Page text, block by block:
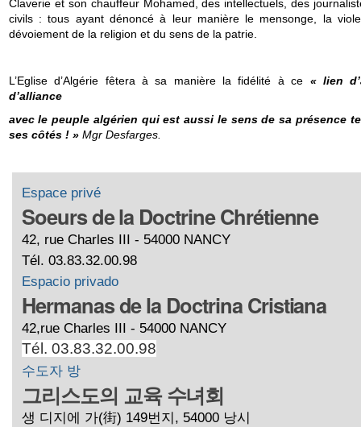
Claverie et son chauffeur Mohamed, des intellectuels, des
civils : tous ayant dénoncé à leur manière le mensonge, la
dévoiement de la religion et du sens de la patrie.
L’Eglise d’Algérie fêtera à sa manière la fidélité à ce « lien
d’alliance
avec le peuple algérien qui est aussi le sens de sa présence
ses côtés ! » Mgr Desfarges.
Espace privé
Soeurs de la Doctrine Chrétienne
42, rue Charles III - 54000 NANCY
Tél. 03.83.32.00.98
Espacio privado
Hermanas de la Doctrina Cristiana
42,rue Charles III - 54000 NANCY
Tél. 03.83.32.00.98
수도자 방
그리스도의 교육 수녀회
생 디지에 가(街) 149번지, 54000 낭시